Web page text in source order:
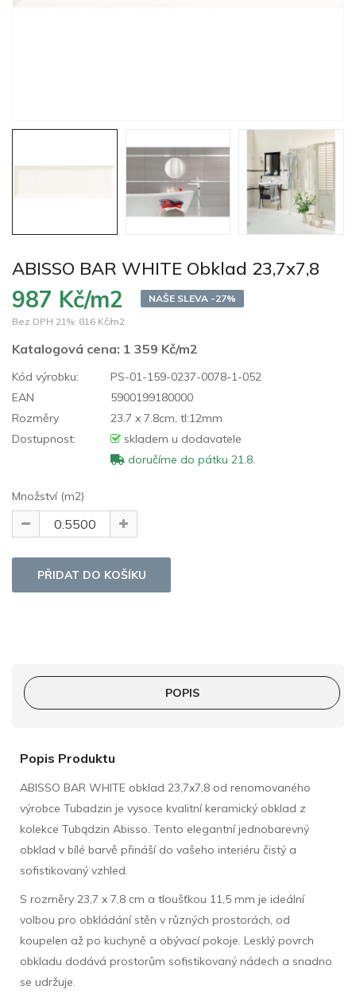
ABISSO BAR WHITE Obklad 23,7x7,8
987 Kč/m2
NAŠE SLEVA -27%
Bez DPH 21%: 816 Kč/m2
Katalogová cena: 1 359 Kč/m2
Kód výrobku:
PS-01-159-0237-0078-1-052
EAN
5900199180000
Rozměry
23.7 x 7.8cm, tl:12mm
Dostupnost:
skladem u dodavatele
doručíme do pátku 21.8.
Množství (m2)
POPIS
Popis Produktu
ABISSO BAR WHITE obklad 23,7x7,8 od renomovaného
výrobce Tubadzin je vysoce kvalitní keramický obklad z
kolekce Tubądzin Abisso. Tento elegantní jednobarevný
obklad v bílé barvě přináší do vašeho interiéru čistý a
sofistikovaný vzhled.
S rozměry 23,7 x 7,8 cm a tloušťkou 11,5 mm je ideální
volbou pro obkládání stěn v různých prostorách, od
koupelen až po kuchyně a obývací pokoje. Lesklý povrch
obkladu dodává prostorům sofistikovaný nádech a snadno
se udržuje.